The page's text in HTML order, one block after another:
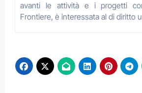
avanti le attività e i progetti
Frontiere, è interessata al di diritto